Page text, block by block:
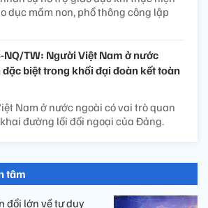
dục mầm non, phổ thông công lập
NQ/TW: Người Việt Nam ở nước
biệt trong khối đại đoàn kết toàn
Nam ở nước ngoài có vai trò quan
đường lối đối ngoại của Đảng.
tâm
đổi lớn về tư duy